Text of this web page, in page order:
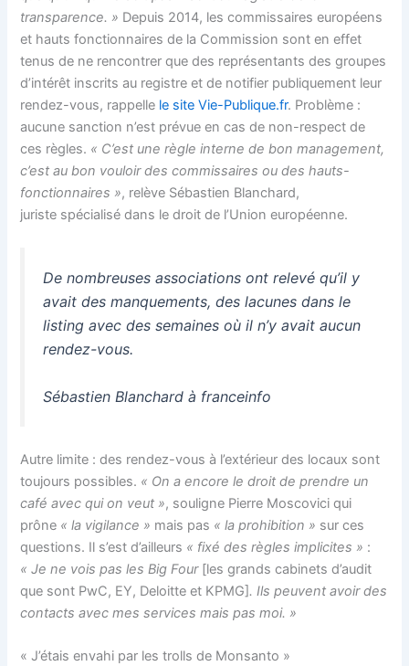
transparence. » Depuis 2014, les commissaires européens
et hauts fonctionnaires de la Commission sont en effet
tenus de ne rencontrer que des représentants des groupes
d’intérêt inscrits au registre et de notifier publiquement leur
rendez-vous, rappelle le site Vie-Publique.fr. Problème :
aucune sanction n’est prévue en cas de non-respect de
ces règles. « C’est une règle interne de bon management,
c’est au bon vouloir des commissaires ou des hauts-
fonctionnaires », relève Sébastien Blanchard,
juriste spécialisé dans le droit de l’Union européenne.
De nombreuses associations ont relevé qu’il y
avait des manquements, des lacunes dans le
listing avec des semaines où il n’y avait aucun
rendez-vous.
Sébastien Blanchard à franceinfo
Autre limite : des rendez-vous à l’extérieur des locaux sont
toujours possibles. « On a encore le droit de prendre un
café avec qui on veut », souligne Pierre Moscovici qui
prône « la vigilance » mais pas « la prohibition » sur ces
questions. Il s’est d’ailleurs « fixé des règles implicites » :
« Je ne vois pas les Big Four[les grands cabinets d’audit
que sont PwC, EY, Deloitte et KPMG]. Ils peuvent avoir des
contacts avec mes services mais pas moi. »
« J’étais envahi par les trolls de Monsanto »